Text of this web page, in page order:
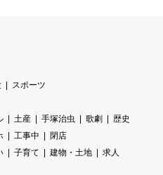
スポーツ
土産 手塚治虫 歌劇
歴史
工事中
閉店
子育て 建物・土地
求人